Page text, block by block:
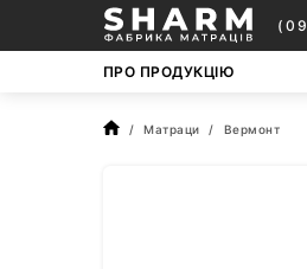
ПРО ПРОДУКЦІЮ
Матраци Вермонт